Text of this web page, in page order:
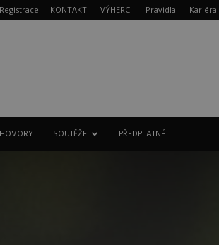
KONTAKT VÝHERCI Pravidla Kariéra
SOUTĚŽE PŘEDPLATNÉ